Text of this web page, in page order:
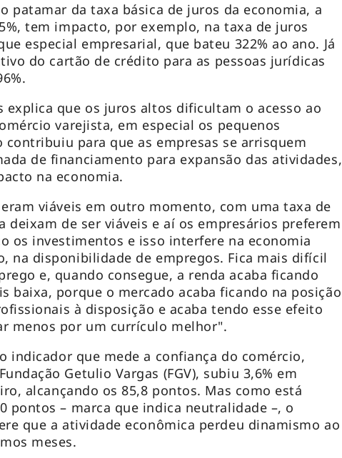
patamar da taxa básica de juros da economia, a
tem impacto, por exemplo, na taxa de juros
especial empresarial, que bateu 322% ao ano. Já
do cartão de crédito para as pessoas jurídicas
explica que os juros altos dificultam o acesso ao
varejista, em especial os pequenos
contribuiu para que as empresas se arrisquem
de financiamento para expansão das atividades,
na economia.
viáveis em outro momento, com uma taxa de
deixam de ser viáveis e aí os empresários preferem
os investimentos e isso interfere na economia
na disponibilidade de empregos. Fica mais difícil
e, quando consegue, a renda acaba ficando
baixa, porque o mercado acaba ficando na posição
à disposição e acaba tendo esse efeito
menos por um currículo melhor".
indicador que mede a confiança do comércio,
Getulio Vargas (FGV), subiu 3,6% em
alcançando os 85,8 pontos. Mas como está
pontos – marca que indica neutralidade –, o
que a atividade econômica perdeu dinamismo ao
meses.